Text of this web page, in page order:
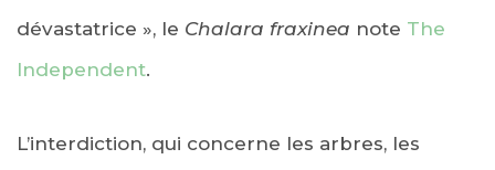
dévastatrice », le Chalara fraxinea note The
Independent.
L’interdiction, qui concerne les arbres, les